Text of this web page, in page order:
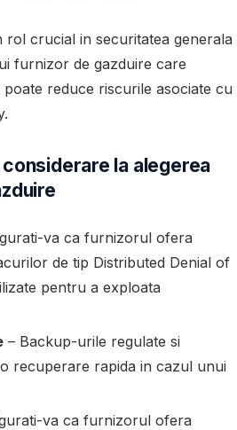
rol crucial in securitatea generala
furnizor de gazduire care
reduce riscurile asociate cu
la alegerea
va ca furnizorul ofera
de tip Distributed Denial of
pentru a exploata
– Backup-urile regulate si
recuperare rapida in cazul unui
va ca furnizorul ofera